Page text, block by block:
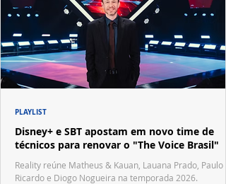
Disney+ e SBT apostam em novo time de
técnicos para renovar o "The Voice Brasil"
Reality reúne Matheus & Kauan, Lauana Prado, Paulo
Ricardo e Diogo Nogueira na temporada 2026.
PLAYLIST